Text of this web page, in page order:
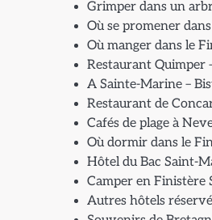
Grimper dans un
Où se promener
Où manger dans le
Restaurant Quimper
A Sainte-Marine –
Restaurant de
Cafés de plage à
Où dormir dans le
Hôtel du Bac Saint-
Camper en Finistère
Autres hôtels